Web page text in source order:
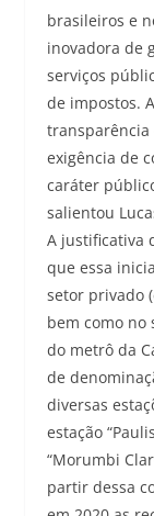
brasileiros e
inovadora de
serviços
de impostos.
transparência
exigência de
caráter
salientou
A justificativa
que essa
setor privado
bem como no
do metrô da
de
diversas
estação
“Morumbi
partir dessa